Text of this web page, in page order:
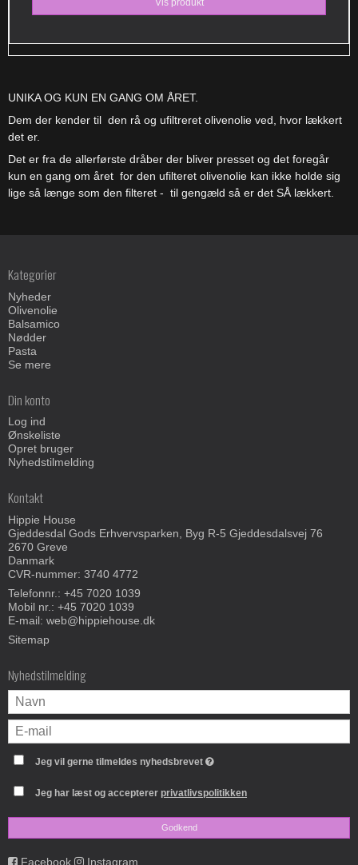
Vis produkt
UNIKA OG KUN EN GANG OM ÅRET.
Dem der kender til den rå og ufiltreret olivenolie ved, hvor lækkert
det er.
Det er fra de allerførste dråber der bliver presset og det foregår
kun en gang om året for den ufilteret olivenolie kan ikke holde sig
lige så længe som den filteret - til gengæld så er det SÅ lækkert.
Kategorier
Nyheder
Olivenolie
Balsamico
Nødder
Pasta
Se mere
Din konto
Log ind
Ønskeliste
Opret bruger
Nyhedstilmelding
Kontakt
Hippie House
Gjeddesdal Gods Erhvervsparken, Byg R-5 Gjeddesdalsvej 76
2670 Greve
Danmark
CVR-nummer: 3740 4772
Telefonnr.: +45 7020 1039
Mobil nr.: +45 7020 1039
E-mail: web@hippiehouse.dk
Sitemap
Nyhedstilmelding
Jeg vil gerne tilmeldes nyhedsbrevet
Jeg har læst og acceptererprivatlivspolitikken
Godkend
Facebook Instagram